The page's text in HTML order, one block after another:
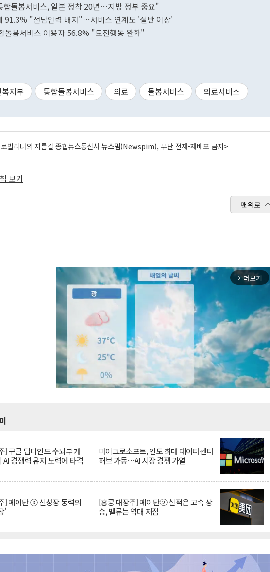
합돌봄서비스, 일본 정착 20년…지방 정부 중요"
91.3% "전담인력 배치"…서비스 연계도 '절반 이상'
돌봄서비스 이용자 56.8% "도전행동 완화"
지부 통합돌봄서비스 의료 돌봄서비스 의료서비스
벌리더의 지름길 종합뉴스통신사 뉴스핌(Newspim), 무단 전재-재배포 금지>
보기
맨위로
arrow_forward_ios 더보기
] 구글 딥마인드 수뇌부 개
경쟁력 유지 노력에 타격
마이크로소프트, 인도 최대 데이터센터
허브 가동…AI 시장 경쟁 가열
] 메이퇀 ③ 신성장 동력의
'
[홍콩 대장주] 메이퇀② 실적은 고속 상
승, 밸류는 역대 저점